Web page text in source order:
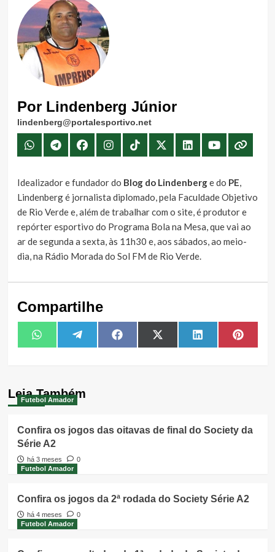
Por Lindenberg Júnior
lindenberg@portalesportivo.net
Idealizador e fundador do Blog do Lindenberge do PE,
Lindenberg é jornalista diplomado, pela Faculdade Objetivo
de Rio Verde e, além de trabalhar com o site, é produtor e
repórter esportivo do Programa Bola na Mesa, que vai ao
ar de segunda a sexta, às 11h30 e, aos sábados, ao meio-
dia, na Rádio Morada do Sol FM de Rio Verde.
Compartilhe
Share
on
WhatsAppShare
on
TelegramShare
on
FacebookShare
on
X
(Twitter)
Share
on
LinkedIn Share
on
Leia Também
Futebol Amador
Confira os jogos das oitavas de final do Society da
Série A2
há 3 meses
0
Futebol Amador
Confira os jogos da 2ª rodada do Society Série A2
há 4 meses
0
Futebol Amador